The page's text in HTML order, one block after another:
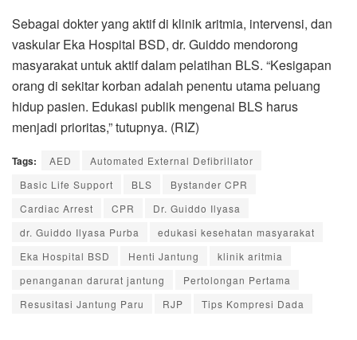
Sebagai dokter yang aktif di klinik aritmia, intervensi, dan
vaskular Eka Hospital BSD, dr. Guiddo mendorong
masyarakat untuk aktif dalam pelatihan BLS. “Kesigapan
orang di sekitar korban adalah penentu utama peluang
hidup pasien. Edukasi publik mengenai BLS harus
menjadi prioritas,” tutupnya. (RIZ)
Tags: AED
Automated External Defibrillator
Basic Life Support
BLS
Bystander CPR
Cardiac Arrest
CPR
Dr. Guiddo Ilyasa
dr. Guiddo Ilyasa Purba
edukasi kesehatan masyarakat
Eka Hospital BSD
Henti Jantung
klinik aritmia
penanganan darurat jantung
Pertolongan Pertama
Resusitasi Jantung Paru
RJP Tips Kompresi Dada